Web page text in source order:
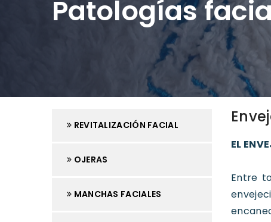
Patologías
REVITALIZACIÓN FACIAL
OJERAS
MANCHAS FACIALES
EL
Entre